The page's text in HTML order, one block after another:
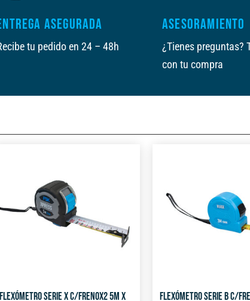
ASEGURADA
tu pedido en 24 – 48h
ASESORAMIENTO
¿Tienes preguntas?
con tu compra
FLEXÓMETRO SERIE X C/FRENOX2 5M X
FLEXÓMETRO SERIE B C/